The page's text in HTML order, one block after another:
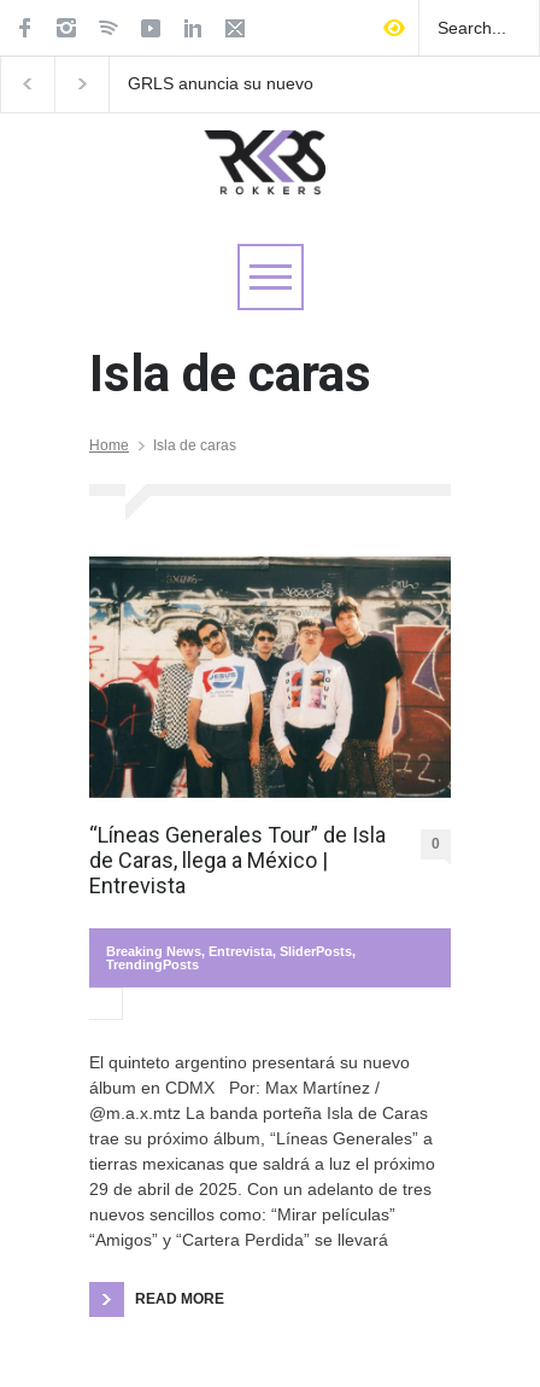
GRLS anuncia su nuevo
Isla de caras
Home Isla de caras
“Líneas Generales Tour” de Isla
de Caras, llega a México |
Entrevista
0
Breaking News, Entrevista, SliderPosts,
TrendingPosts
El quinteto argentino presentará su nuevo
álbum en CDMX Por: Max Martínez /
@m.a.x.mtz La banda porteña Isla de Caras
trae su próximo álbum, “Líneas Generales” a
tierras mexicanas que saldrá a luz el próximo
29 de abril de 2025. Con un adelanto de tres
nuevos sencillos como: “Mirar películas”
“Amigos” y “Cartera Perdida” se llevará
READ MORE